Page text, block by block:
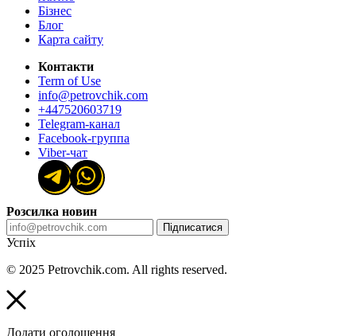
Бізнес
Блог
Карта сайту
Контакти
Term of Use
info@petrovchik.com
+447520603719
Telegram-канал
Facebook-группа
Viber-чат
Розсилка новин
Підписатися
Успіх
© 2025 Petrovchik.com. All rights reserved.
Додати оголошення